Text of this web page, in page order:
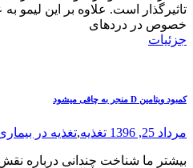
تاثیرگذار است. علاوه بر این لیمو
خصوص در دردهای
جزئیات
کمبود ویتامین D منجر به چاقی میشود
مرداد 25, 1396 تغذیه,تغذیه در